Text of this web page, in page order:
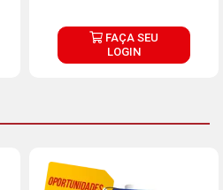
FAÇA SEU
LOGIN